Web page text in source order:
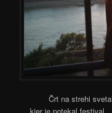
Črt na strehi sveta!!